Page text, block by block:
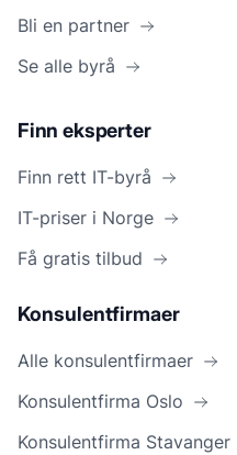
Bli en partner
Se alle byrå
Finn eksperter
Finn rett IT-byrå
IT-priser i Norge
Få gratis tilbud
Konsulentfirmaer
Alle konsulentfirmaer
Konsulentfirma Oslo
Konsulentfirma Stavanger